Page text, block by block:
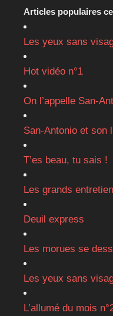
Articles populaires
Les yeux sans
Hot vidéo n°1
On l’appelle San-
San-Antonio et son
T’es beau, tu sais !
Les grands
Deuil express
Les morues se
Les yeux sans
L’allumé du mois